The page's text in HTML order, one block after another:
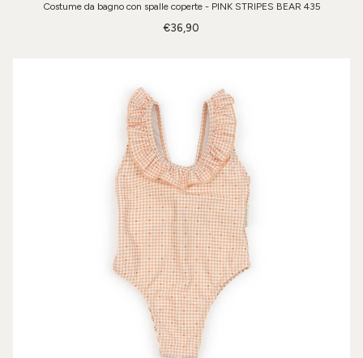
Costume da bagno con spalle coperte - PINK STRIPES BEAR 435
€36,90